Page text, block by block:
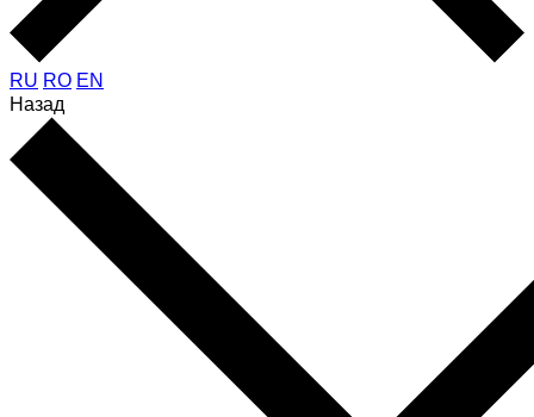
RU RO EN
Назад